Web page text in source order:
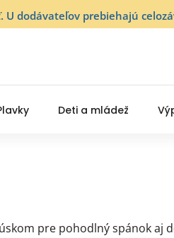
dodávateľov prebiehajú
Deti a mládež
pre pohodlný spánok aj